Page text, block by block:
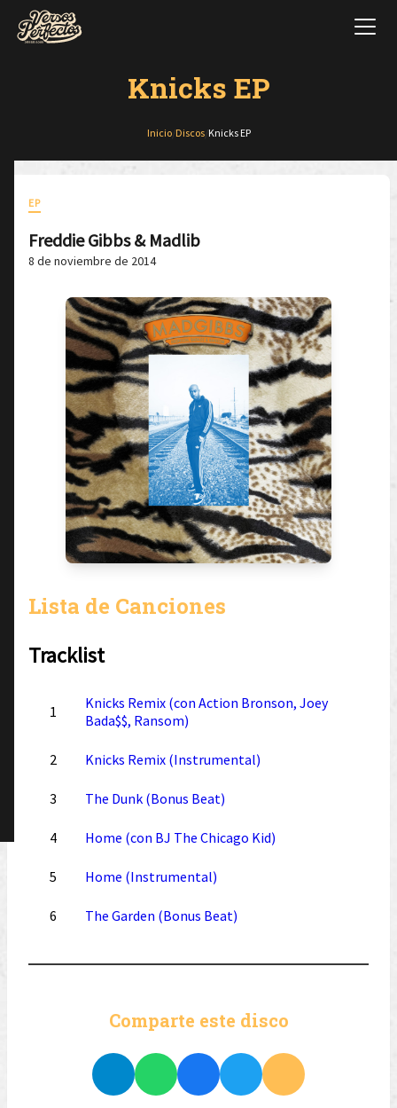
Knicks EP
Inicio/ Discos/ Knicks EP
EP
Freddie Gibbs & Madlib
8 de noviembre de 2014
Lista de Canciones
Tracklist
1
Knicks Remix (con Action Bronson, Joey
Bada$$, Ransom)
2 Knicks Remix (Instrumental)
3 The Dunk (Bonus Beat)
4 Home (con BJ The Chicago Kid)
5 Home (Instrumental)
6 The Garden (Bonus Beat)
Comparte este disco